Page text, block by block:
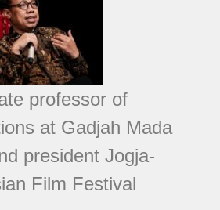
professor of
at Gadjah Mada
president Jogja-
Film Festival